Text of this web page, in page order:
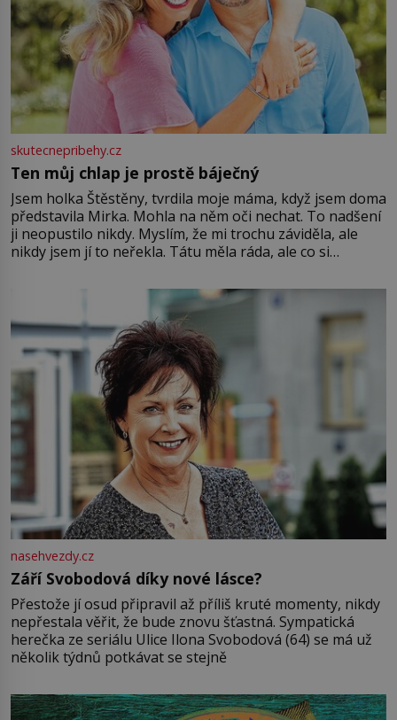
skutecnepribehy.cz
Ten můj chlap je prostě báječný
Jsem holka Štěstěny, tvrdila moje máma, když jsem doma
představila Mirka. Mohla na něm oči nechat. To nadšení
ji neopustilo nikdy. Myslím, že mi trochu záviděla, ale
nikdy jsem jí to neřekla. Tátu měla ráda, ale co si
Jsme spolu moc rádi Tehdy byla jiná doba, když
nasehvezdy.cz
Září Svobodová díky nové lásce?
Přestože jí osud připravil až příliš kruté momenty, nikdy
nepřestala věřit, že bude znovu šťastná. Sympatická
herečka ze seriálu Ulice Ilona Svobodová (64) se má už
několik týdnů potkávat se stejně